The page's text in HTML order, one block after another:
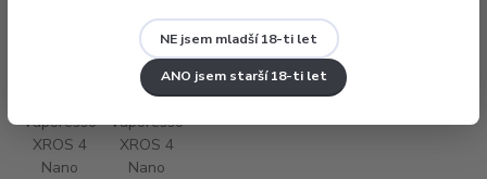
NE jsem mladší 18-ti let
ANO jsem starší 18-ti let